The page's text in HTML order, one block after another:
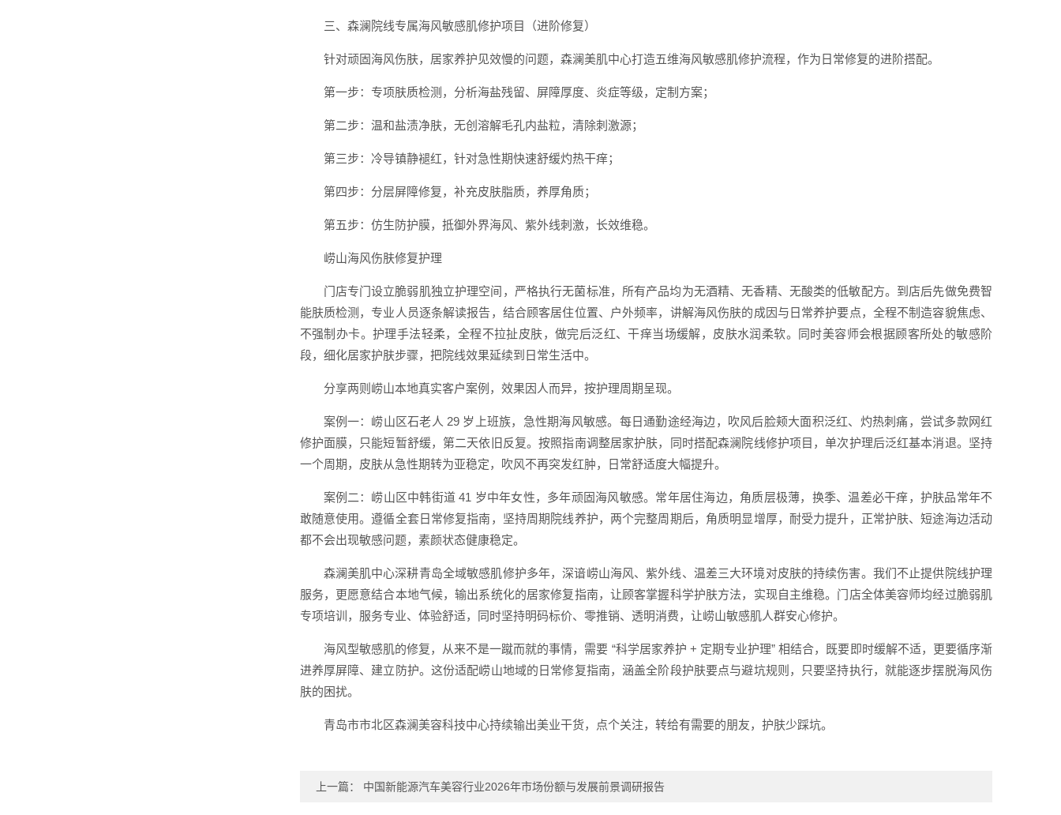
三、森澜院线专属海风敏感肌修护项目（进阶修复）
针对顽固海风伤肤，居家养护见效慢的问题，森澜美肌中心打造五维海风敏感肌修护流程，作为日常修复的进阶搭配。
第一步：专项肤质检测，分析海盐残留、屏障厚度、炎症等级，定制方案；
第二步：温和盐渍净肤，无创溶解毛孔内盐粒，清除刺激源；
第三步：冷导镇静褪红，针对急性期快速舒缓灼热干痒；
第四步：分层屏障修复，补充皮肤脂质，养厚角质；
第五步：仿生防护膜，抵御外界海风、紫外线刺激，长效维稳。
崂山海风伤肤修复护理
门店专门设立脆弱肌独立护理空间，严格执行无菌标准，所有产品均为无酒精、无香精、无酸类的低敏配方。到店后先做免费智
能肤质检测，专业人员逐条解读报告，结合顾客居住位置、户外频率，讲解海风伤肤的成因与日常养护要点，全程不制造容貌焦虑、
不强制办卡。护理手法轻柔，全程不拉扯皮肤，做完后泛红、干痒当场缓解，皮肤水润柔软。同时美容师会根据顾客所处的敏感阶
段，细化居家护肤步骤，把院线效果延续到日常生活中。
分享两则崂山本地真实客户案例，效果因人而异，按护理周期呈现。
案例一：崂山区石老人 29 岁上班族，急性期海风敏感。每日通勤途经海边，吹风后脸颊大面积泛红、灼热刺痛，尝试多款网红
修护面膜，只能短暂舒缓，第二天依旧反复。按照指南调整居家护肤，同时搭配森澜院线修护项目，单次护理后泛红基本消退。坚持
一个周期，皮肤从急性期转为亚稳定，吹风不再突发红肿，日常舒适度大幅提升。
案例二：崂山区中韩街道 41 岁中年女性，多年顽固海风敏感。常年居住海边，角质层极薄，换季、温差必干痒，护肤品常年不
敢随意使用。遵循全套日常修复指南，坚持周期院线养护，两个完整周期后，角质明显增厚，耐受力提升，正常护肤、短途海边活动
都不会出现敏感问题，素颜状态健康稳定。
森澜美肌中心深耕青岛全域敏感肌修护多年，深谙崂山海风、紫外线、温差三大环境对皮肤的持续伤害。我们不止提供院线护理
服务，更愿意结合本地气候，输出系统化的居家修复指南，让顾客掌握科学护肤方法，实现自主维稳。门店全体美容师均经过脆弱肌
专项培训，服务专业、体验舒适，同时坚持明码标价、零推销、透明消费，让崂山敏感肌人群安心修护。
海风型敏感肌的修复，从来不是一蹴而就的事情，需要 “科学居家养护 + 定期专业护理” 相结合，既要即时缓解不适，更要循序渐
进养厚屏障、建立防护。这份适配崂山地域的日常修复指南，涵盖全阶段护肤要点与避坑规则，只要坚持执行，就能逐步摆脱海风伤
肤的困扰。
青岛市市北区森澜美容科技中心持续输出美业干货，点个关注，转给有需要的朋友，护肤少踩坑。
上一篇： 中国新能源汽车美容行业2026年市场份额与发展前景调研报告